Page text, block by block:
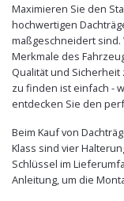
Maximieren Sie den
hochwertigen
maßgeschneidert
Merkmale des
Qualität und
zu finden ist einfach -
entdecken Sie den
Beim Kauf von
Klass sind vier
Schlüssel im
Anleitung, um die